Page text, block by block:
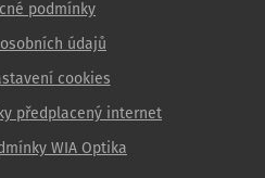
podmínky
údajů
cookies
předplacený internet
WIA Optika